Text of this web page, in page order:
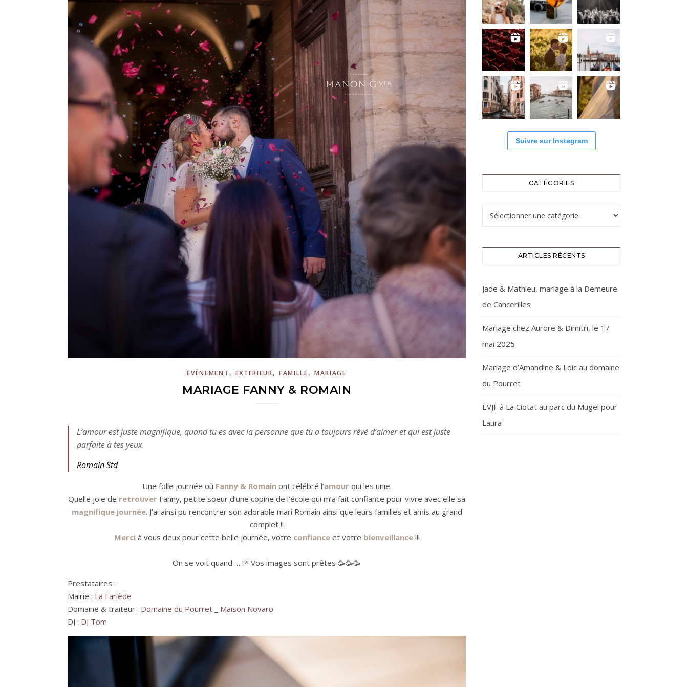
EVÈNEMENT , EXTERIEUR, FAMILLE, MARIAGE
MARIAGE FANNY & ROMAIN
L’amour est juste magnifique, quand tu es avec la personne que tu a toujours rêvé d’aimer et qui est juste
parfaite à tes yeux.
Romain Std
Une folle journée où Fanny & Romainont célébré l’amourqui les unie.
Quelle joie de retrouver Fanny, petite soeur d’une copine de l’école qui m’a fait confiance pour vivre avec elle sa
magnifique journée. J’ai ainsi pu rencontrer son adorable mari Romain ainsi que leurs familles et amis au grand
complet !!
Mercià vous deux pour cette belle journée, votre confianceet votre bienveillance!!!
On se voit quand … !?! Vos images sont prêtes 🥳🥳🥳
Prestataires :
Mairie : La Farlède
Domaine & traiteur : Domaine du Pourret
Maison Novaro
DJ : DJ Tom
Suivre sur Instagram
CATÉGORIES
Catégories
ARTICLES RÉCENTS
Jade & Mathieu, mariage à la Demeure
de Cancerilles
Mariage chez Aurore & Dimitri, le 17
mai 2025
Mariage d’Amandine & Loic au domaine
du Pourret
EVJF à La Ciotat au parc du Mugel pour
Laura